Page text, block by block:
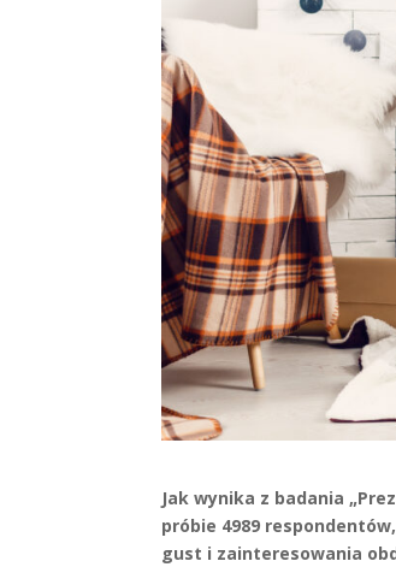
Jak wynika z badania
próbie 4989
gust i zainteresowania